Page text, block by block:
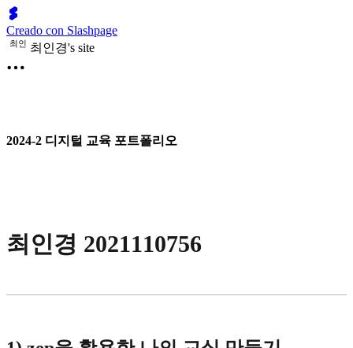
Creado con Slashpage
최인 최인경's site
2024-2 디지털 교육 포트폴리오
최인경 2021110756